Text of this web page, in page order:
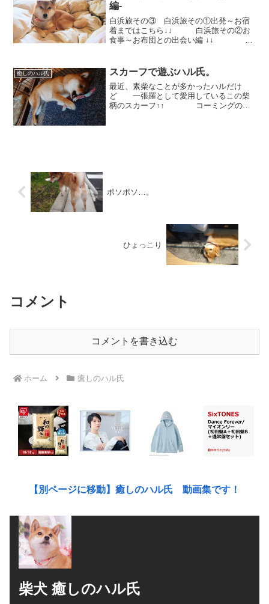
編-
白浜旅その③ 白浜旅その①出発～お宿
着まではこちら↓↓ 白浜旅その②お
食事～お布団との出会い編 ↓↓ さ
ふかふかのお布団を楽しんでおりま
す。。。 飼い...
癒しのハル氏 スカーフで遊ぶハル氏。
最近、素柴なことが多かったハルだけ
ど 一張羅として愛用しているこの柴
柄のスカーフ↑↑ コーミングの際
ポソポソ…。
ひょっこり
コメント
コメントを書き込む
ホーム 癒しのハル氏
【別ページに移動】癒しのハル氏 動画集です！
柴犬 癒しのハル氏